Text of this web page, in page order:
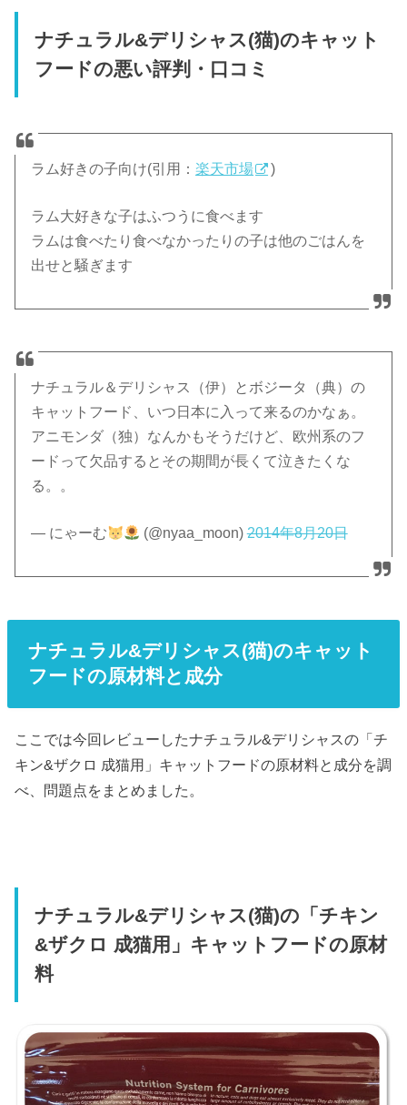
ナチュラル&デリシャス(猫)のキャット
フードの悪い評判・口コミ
ラム好きの子向け(引用：楽天市場 )
ラム大好きな子はふつうに食べます
ラムは食べたり食べなかったりの子は他のごはんを
出せと騒ぎます
ナチュラル＆デリシャス（伊）とボジータ（典）の
キャットフード、いつ日本に入って来るのかなぁ。
アニモンダ（独）なんかもそうだけど、欧州系のフ
ードって欠品するとその期間が長くて泣きたくな
る。。
— にゃーむ (@nyaa_moon)2014年8月20日
ナチュラル&デリシャス(猫)のキャット
フードの原材料と成分
ここでは今回レビューしたナチュラル&デリシャスの「チ
キン&ザクロ 成猫用」キャットフードの原材料と成分を調
べ、問題点をまとめました。
ナチュラル&デリシャス(猫)の「チキン
&ザクロ 成猫用」キャットフードの原材
料